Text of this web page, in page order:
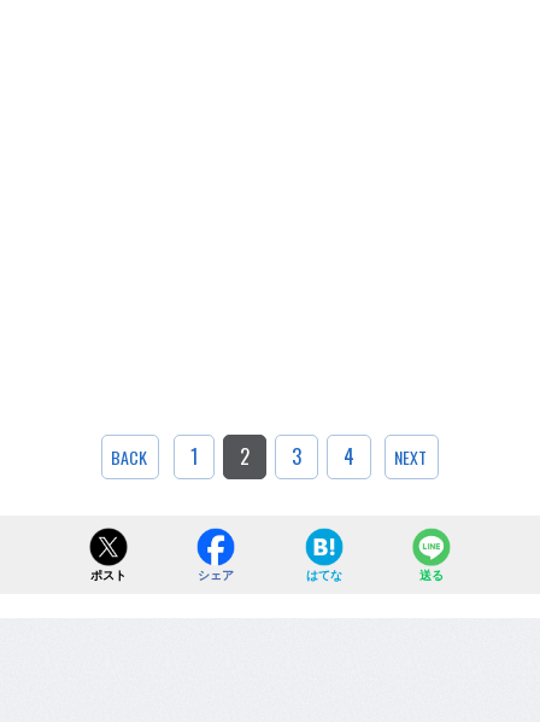
BACK 1 2 3 4 NEXT
ポスト シェア はてな 送る